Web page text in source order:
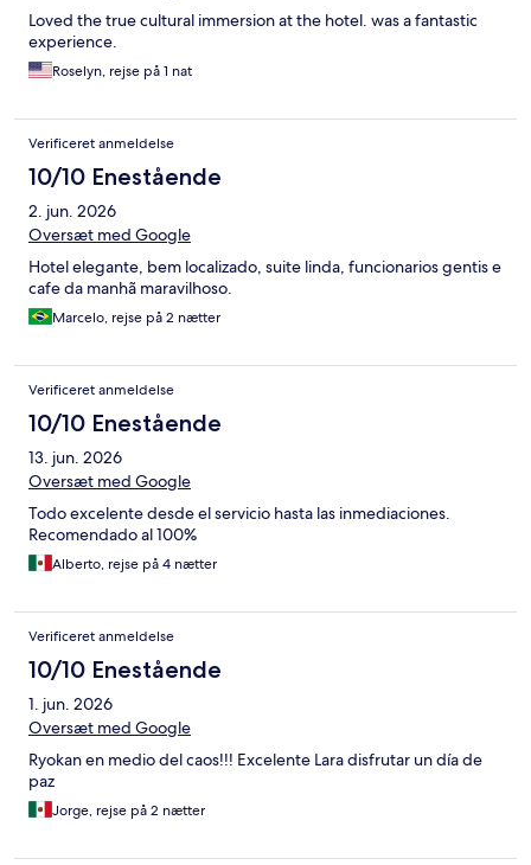
Loved the true cultural immersion at the hotel. was a fantastic
experience.
Roselyn, rejse på 1 nat
Verificeret anmeldelse
10/10 Enestående
2. jun. 2026
Oversæt med Google
Hotel elegante, bem localizado, suite linda, funcionarios gentis e
cafe da manhã maravilhoso.
Marcelo, rejse på 2 nætter
Verificeret anmeldelse
10/10 Enestående
13. jun. 2026
Oversæt med Google
Todo excelente desde el servicio hasta las inmediaciones.
Recomendado al 100%
Alberto, rejse på 4 nætter
Verificeret anmeldelse
10/10 Enestående
1. jun. 2026
Oversæt med Google
Ryokan en medio del caos!!! Excelente Lara disfrutar un día de
paz
Jorge, rejse på 2 nætter